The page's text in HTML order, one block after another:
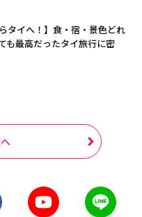
らタイへ！】食・宿・景色どれ
も最高だったタイ旅行に密